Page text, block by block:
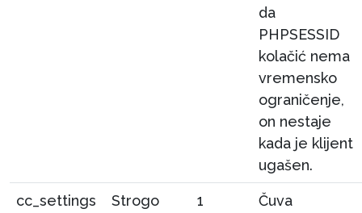
da
PHPSESSID
kolačić nema
vremensko
ograničenje,
on nestaje
kada je klijent
ugašen.
cc_settings
Strogo
1
Čuva